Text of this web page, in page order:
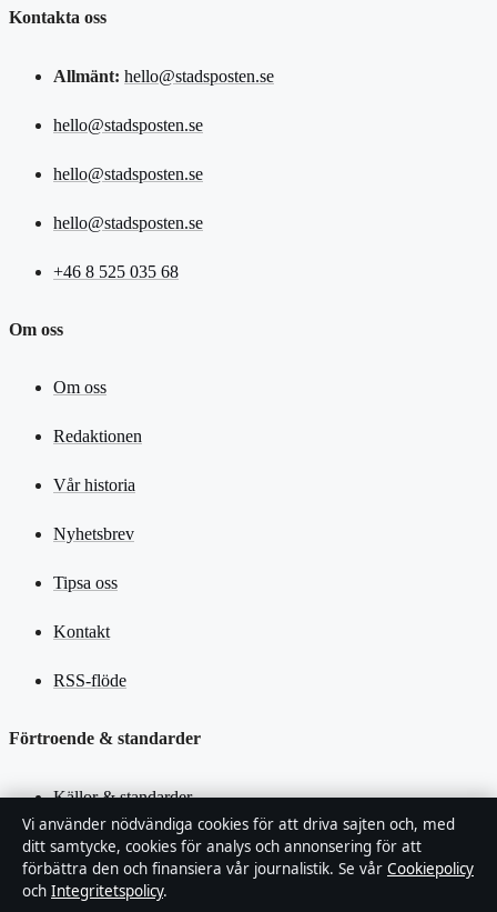
Kontakta oss
Allmänt: hello@stadsposten.se
hello@stadsposten.se
hello@stadsposten.se
hello@stadsposten.se
+46 8 525 035 68
Om oss
Om oss
Redaktionen
Vår historia
Nyhetsbrev
Tipsa oss
Kontakt
RSS-flöde
Förtroende & standarder
Källor & standarder
Redaktionell policy
Rättelsepolicy
Vi använder nödvändiga cookies för att driva sajten och, med
ditt samtycke, cookies för analys och annonsering för att
förbättra den och finansiera vår journalistik. Se vår Cookiepolicy
och Integritetspolicy.